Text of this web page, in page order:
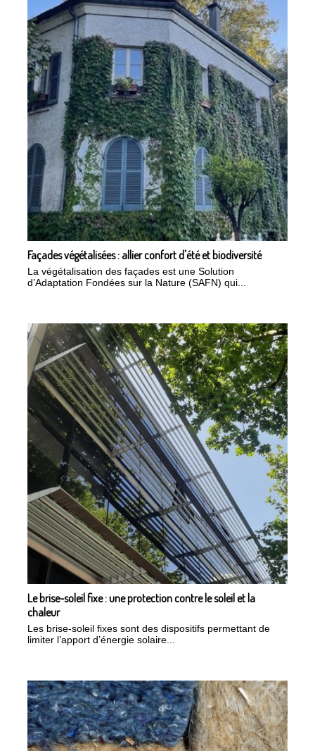
Façades végétalisées : allier confort d'été et biodiversité
La végétalisation des façades est une Solution
d’Adaptation Fondées sur la Nature (SAFN) qui...
Le brise-soleil fixe : une protection contre le soleil et la
chaleur
Les brise-soleil fixes sont des dispositifs permettant de
limiter l’apport d’énergie solaire...